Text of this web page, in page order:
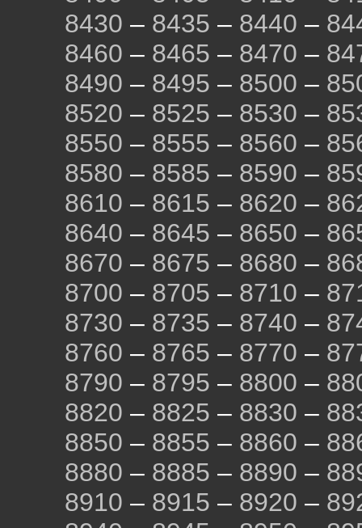
8430 – 8435 – 8440 –
8460 – 8465 – 8470 –
8490 – 8495 – 8500 –
8520 – 8525 – 8530 –
8550 – 8555 – 8560 –
8580 – 8585 – 8590 –
8610 – 8615 – 8620 –
8640 – 8645 – 8650 –
8670 – 8675 – 8680 –
8700 – 8705 – 8710 –
8730 – 8735 – 8740 –
8760 – 8765 – 8770 –
8790 – 8795 – 8800 –
8820 – 8825 – 8830 –
8850 – 8855 – 8860 –
8880 – 8885 – 8890 –
8910 – 8915 – 8920 –